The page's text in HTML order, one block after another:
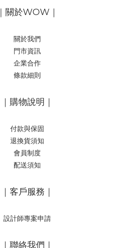
｜關於WOW｜
關於我們
門市資訊
企業合作
條款細則
｜購物說明｜
付款與保固
退換貨須知
會員制度
配送須知
｜客戶服務｜
設計師專案申請
｜聯絡我們｜